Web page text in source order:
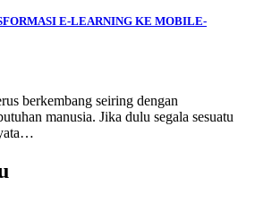
E-LEARNING KE MOBILE-
berkembang seiring dengan
manusia. Jika dulu segala sesuatu